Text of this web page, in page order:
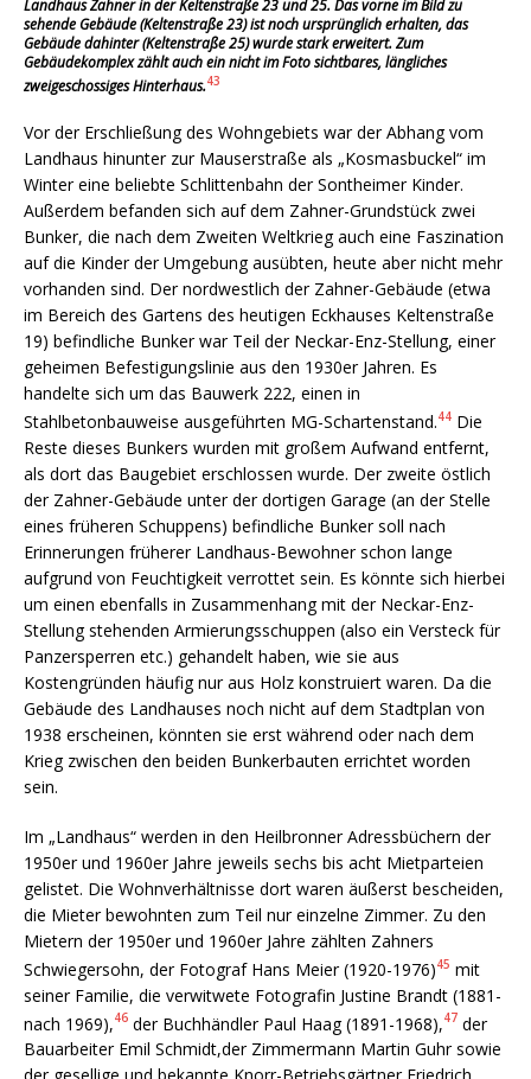
Landhaus Zahner in der Keltenstraße 23 und 25. Das vorne im Bild zu
sehende Gebäude (Keltenstraße 23) ist noch ursprünglich erhalten, das
Gebäude dahinter (Keltenstraße 25) wurde stark erweitert. Zum
Gebäudekomplex zählt auch ein nicht im Foto sichtbares, längliches
zweigeschossiges Hinterhaus.43
Vor der Erschließung des Wohngebiets war der Abhang vom
Landhaus hinunter zur Mauserstraße als „Kosmas­buckel“ im
Winter eine beliebte Schlitten­bahn der Sontheimer Kinder.
Außerdem befanden sich auf dem Zahner-Grundstück zwei
Bunker, die nach dem Zweiten Weltkrieg auch eine Faszination
auf die Kinder der Umgebung ausübten, heute aber nicht mehr
vorhanden sind. Der nordwestlich der Zahner-Gebäude (etwa
im Bereich des Gartens des heutigen Eckhauses Keltenstraße
19) befindliche Bunker war Teil der Neckar-Enz-Stellung, einer
geheimen Befestigungslinie aus den 1930er Jahren. Es
handelte sich um das Bauwerk 222, einen in
Stahlbetonbauweise ausgeführten MG-Schartenstand.44 Die
Reste dieses Bunkers wurden mit großem Aufwand entfernt,
als dort das Baugebiet erschlossen wurde. Der zweite östlich
der Zahner-Gebäude unter der dortigen Garage (an der Stelle
eines früheren Schuppens) befindliche Bunker soll nach
Erinnerungen früherer Landhaus-Bewohner schon lange
aufgrund von Feuchtigkeit verrottet sein. Es könnte sich hierbei
um einen ebenfalls in Zusammenhang mit der Neckar-Enz-
Stellung stehenden Armierungsschuppen (also ein Versteck für
Panzersperren etc.) gehandelt haben, wie sie aus
Kostengründen häufig nur aus Holz konstruiert waren. Da die
Gebäude des Landhauses noch nicht auf dem Stadtplan von
1938 erscheinen, könnten sie erst während oder nach dem
Krieg zwischen den beiden Bunkerbauten errichtet worden
sein.
Im „Landhaus“ werden in den Heilbronner Adress­büchern der
1950er und 1960er Jahre jeweils sechs bis acht Miet­parteien
gelistet. Die Wohnverhältnisse dort waren äußerst bescheiden,
die Mieter bewohnten zum Teil nur einzelne Zimmer. Zu den
Mietern der 1950er und 1960er Jahre zählten Zahners
Schwiegersohn, der Fotograf Hans Meier (1920-1976)45 mit
seiner Familie, die verwitwete Fotografin Justine Brandt (1881-
nach 1969),46 der Buchhändler Paul Haag (1891-1968),47 der
Bauarbeiter Emil Schmidt,der Zimmermann Martin Guhr sowie